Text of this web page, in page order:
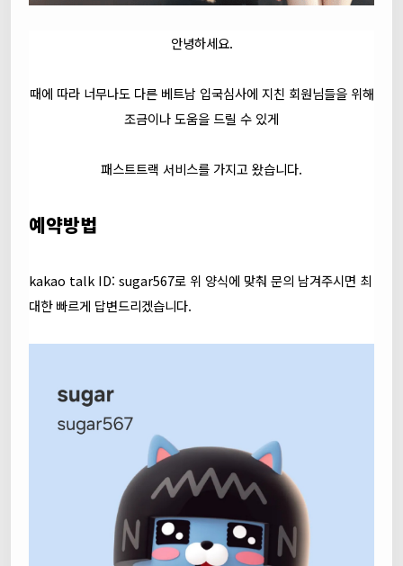
안녕하세요.
때에 따라 너무나도 다른 베트남 입국심사에 지친 회원님들을 위해
조금이나 도움을 드릴 수 있게
패스트트랙 서비스를 가지고 왔습니다.
예약방법
kakao talk ID: sugar567로 위 양식에 맞춰 문의 남겨주시면 최
대한 빠르게 답변드리겠습니다.